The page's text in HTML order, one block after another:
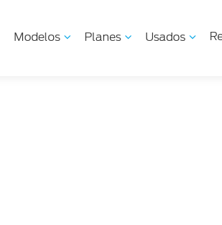
Modelos Planes Usados